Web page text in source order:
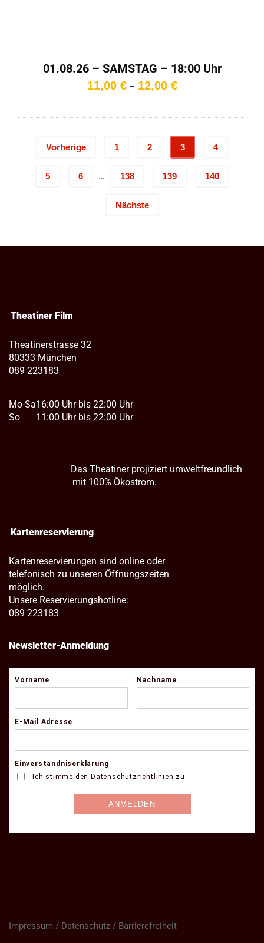
01.08.26 – SAMSTAG – 18:00 Uhr
11,00 € – 12,00 €Preisspanne:
Vorherige 1 2 3 4
5 6 … 138 139 140
Nächste
Theatiner Film
Theatinerstrasse 32
80333 München
089 223183
Mo-Sa
So
16:00 Uhr bis 22:00 Uhr
11:00 Uhr bis 22:00 Uhr
Das Theatiner projiziert umweltfreundlich
mit 100% Ökostrom.
Kartenreservierung
Kartenreservierungen sind online oder
telefonisch zu unseren Öffnungszeiten
möglich.
Unsere Reservierungshotline:
089 223183
Newsletter-Anmeldung
Impressum / Datenschutz / Barrierefreiheit